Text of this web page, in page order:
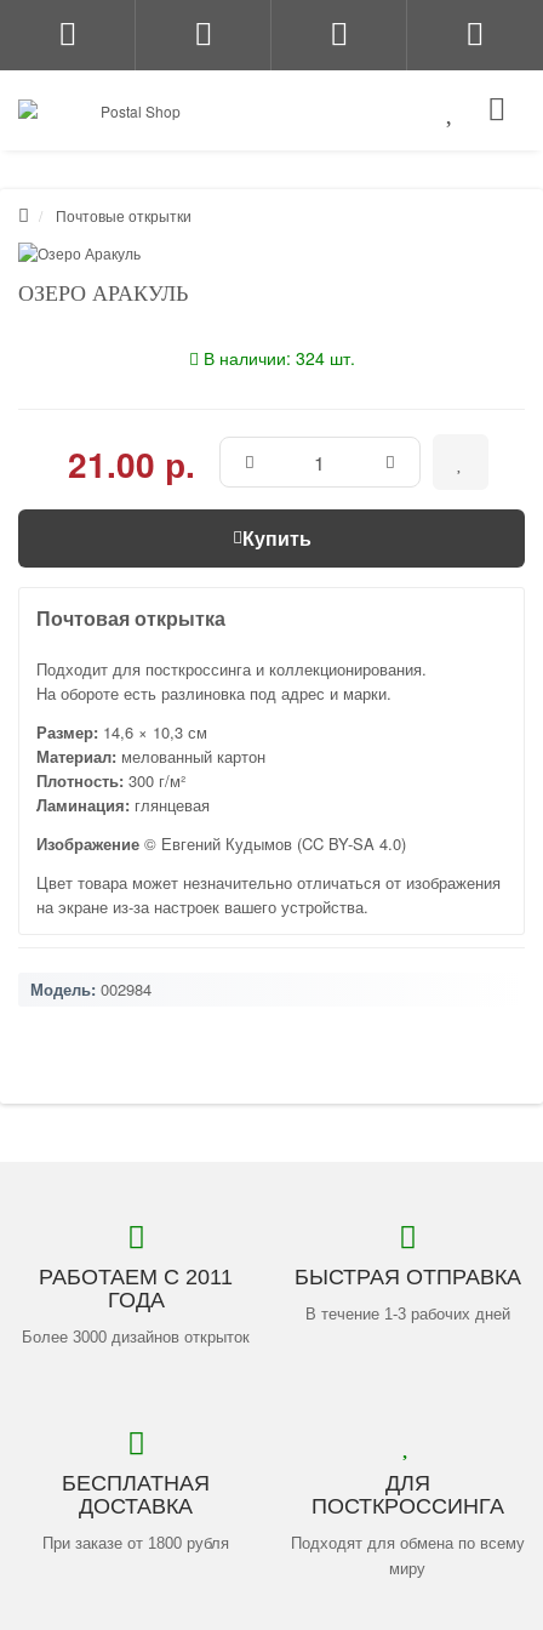
Почтовые открытки
ОЗЕРО АРАКУЛЬ
В наличии: 324 шт.
21.00 р.
Купить
Почтовая открытка
Подходит для посткроссинга и коллекционирования.
На обороте есть разлиновка под адрес и марки.
Размер: 14,6 × 10,3 см
Материал: мелованный картон
Плотность: 300 г/м²
Ламинация: глянцевая
Изображение © Евгений Кудымов (CC BY-SA 4.0)
Цвет товара может незначительно отличаться от изображения
на экране из-за настроек вашего устройства.
Модель: 002984
РАБОТАЕМ С 2011
ГОДА
Более 3000 дизайнов открыток
БЫСТРАЯ ОТПРАВКА
В течение 1-3 рабочих дней
БЕСПЛАТНАЯ
ДОСТАВКА
При заказе от 1800 рубля
ДЛЯ
ПОСТКРОССИНГА
Подходят для обмена по всему
миру